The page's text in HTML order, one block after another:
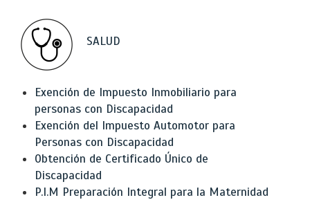
SALUD
Exención de Impuesto Inmobiliario para
personas con Discapacidad
Exención del Impuesto Automotor para
Personas con Discapacidad
Obtención de Certificado Único de
Discapacidad
P.I.M Preparación Integral para la Maternidad